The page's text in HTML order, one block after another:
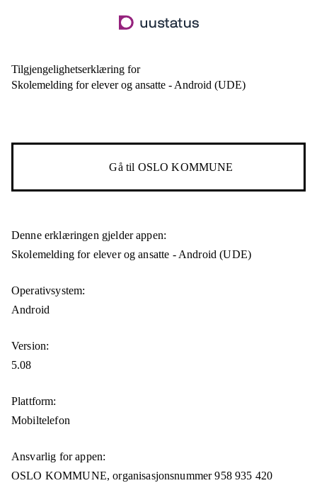
til
Tilgjengelighetserklæring for
Skolemelding for elever og ansatte - Android (UDE)
Gå til OSLO KOMMUNE
Denne erklæringen gjelder appen:
Skolemelding for elever og ansatte - Android (UDE)
Operativsystem:
Android
Version:
5.08
Plattform:
Mobiltelefon
Ansvarlig for appen:
OSLO KOMMUNE,organisasjonsnummer 958 935 420